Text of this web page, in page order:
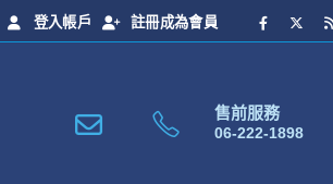
登入帳戶 註冊成為會員
售前服務
06-222-1898